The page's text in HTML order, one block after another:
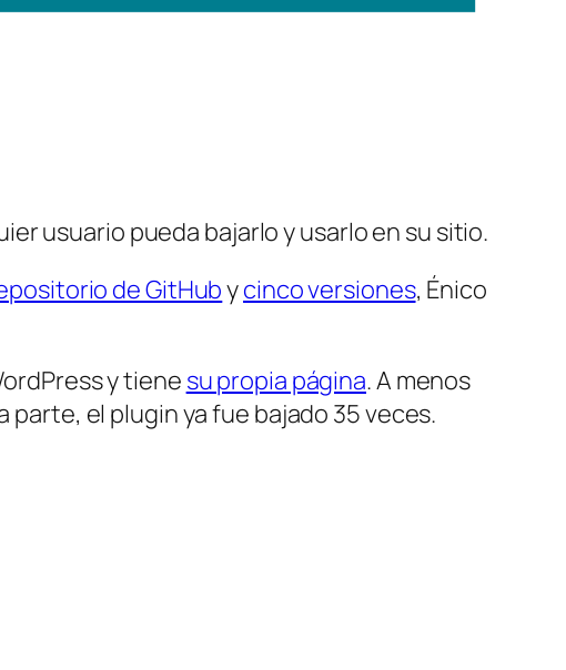
usuario pueda bajarlo y usarlo en su sitio.
de GitHubycinco versiones, Énico
y tiene su propia página. A menos
el plugin ya fue bajado 35 veces.